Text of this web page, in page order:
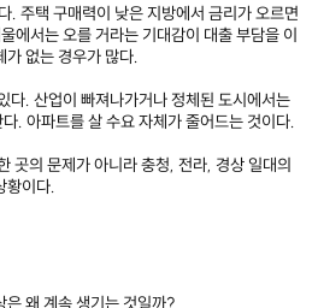
주택 구매력이 낮은 지방에서 금리가 오르면
에서는 오를 거라는 기대감이 대출 부담을 이
가 없는 경우가 많다.
다. 산업이 빠져나가거나 정체된 도시에서는
. 아파트를 살 수요 자체가 줄어드는 것이다.
곳의 문제가 아니라 충청, 전라, 경상 일대의
황이다.
왜 계속 생기는 것일까?